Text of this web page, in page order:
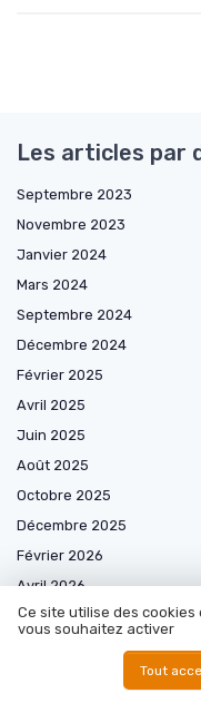
Les articles par
Septembre 2023
Novembre 2023
Janvier 2024
Mars 2024
Septembre 2024
Décembre 2024
Février 2025
Avril 2025
Juin 2025
Août 2025
Octobre 2025
Décembre 2025
Février 2026
Avril 2026
Juin 2026
Ce site utilise des
vous souhaitez activer
Tout